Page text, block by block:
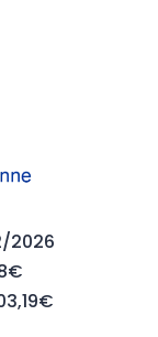
2026